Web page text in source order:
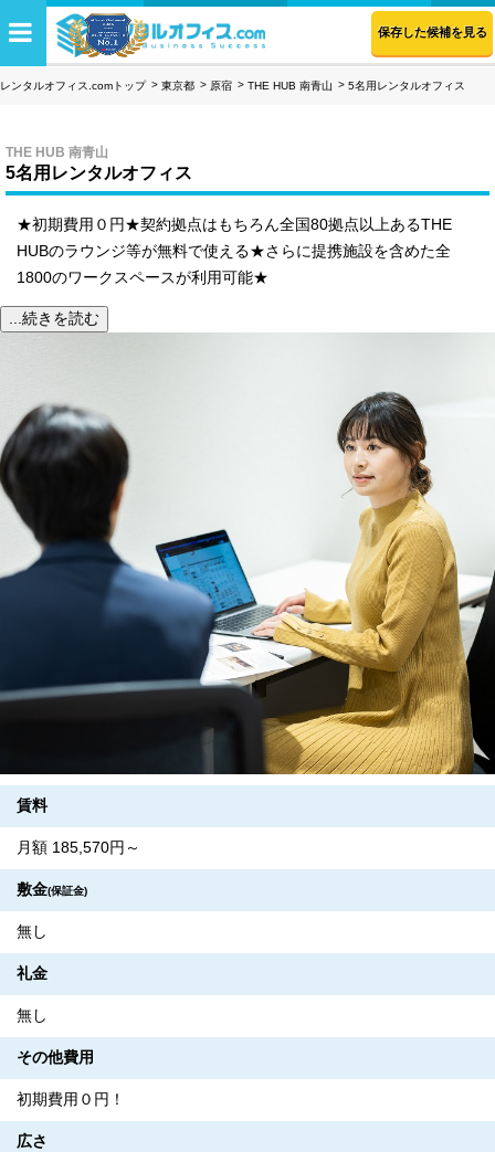
保存した候補を見る
レンタルオフィス.comトップ 東京都 原宿 THE HUB 南青山 5名用レンタルオフィス
THE HUB 南青山
5名用レンタルオフィス
★初期費用０円★契約拠点はもちろん全国80拠点以上あるTHE
HUBのラウンジ等が無料で使える★さらに提携施設を含めた全
1800のワークスペースが利用可能★
...続きを読む
賃料
月額 185,570円～
敷金(保証金)
無し
礼金
無し
その他費用
初期費用０円！
広さ